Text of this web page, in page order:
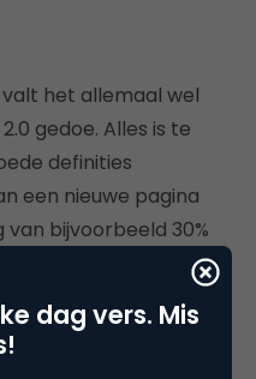
het allemaal wel
gedoe. Alles is te
definities
een nieuwe pagina
bijvoorbeeld 30%
dan kan Gemius het
;-). Wanneer is iets
eens kan vastleggen
dag vers. Mis